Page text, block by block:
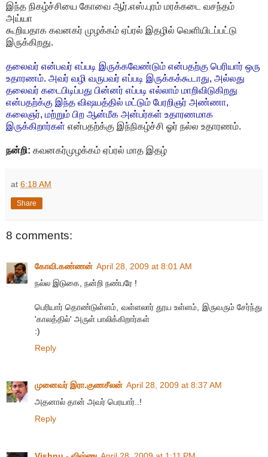
இந்த நிகழ்ச்சியை கோவை ஆர்.எஸ்.புரம் மரக்கடை வசந்தம்
அய்யா
கூறியதாக கவனகர் முழக்கம் ஏப்ரல் இதழில் வெளியிடப்பட்டு
இருக்கிறது.
தலைவர் என்பவர் எப்படி இருக்கவேண்டும் என்பதற்கு பெரியார் ஒரு
உதாரணம். அவர் வழி வருபவர் எப்படி இருக்கக்கூடாது, அல்லது
தலைவர் கடைபிடிப்பது பின்னர் எப்படி எல்லாம் மாறிவிடுகிறது
என்பதற்க்கு இந்த விஷயத்தில் மட்டும் பேரறிஞர் அண்ணா,
கலைஞர், மற்றும் பிற ஆன்மீக அன்பர்கள் உதாரணமாக
இருக்கிறார்கள் என்பதற்க்கு இந்நிகழ்ச்சி ஓர் நல்ல உதாரணம்.
நன்றி: கவனகர்முழக்கம் ஏப்ரல் மாத இதழ்
at 6:18 AM
Share
8 comments:
கோவி.கண்ணன் April 28, 2009 at 8:01 AM
நல்ல இடுகை, நன்றி நண்பரே !
பெரியார் தொண்டுள்ளம், வள்ளலார் தூய உள்ளம், இருவரும் சேர்ந்து
'காலத்தில்' அருள் பாலிக்கிறார்கள்
:)
Reply
முனைவர் இரா.குணசீலன் April 28, 2009 at 8:37 AM
அதனால் தான் அவர் பெரயார்..!
Reply